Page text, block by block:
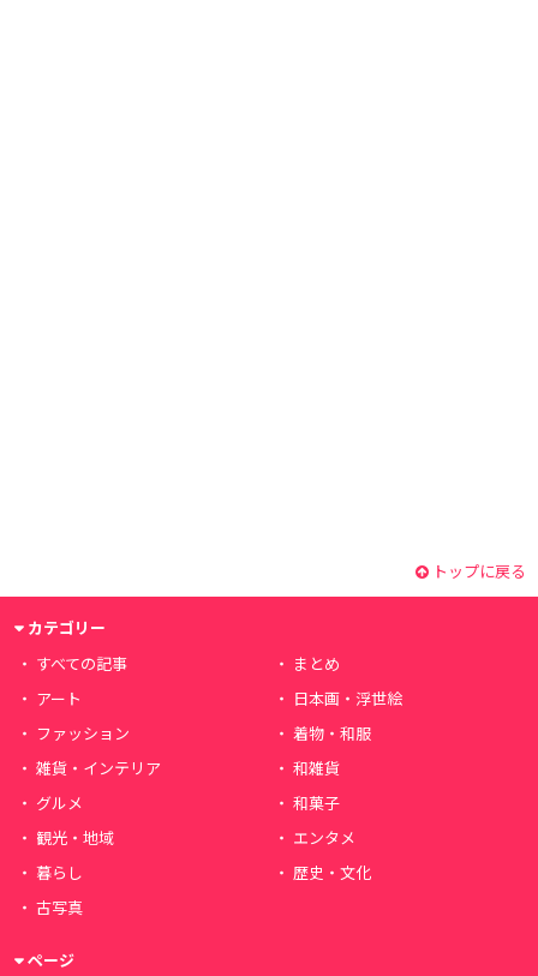
トップに戻る
カテゴリー
すべての記事
まとめ
アート
日本画・浮世絵
ファッション
着物・和服
雑貨・インテリア
和雑貨
グルメ
和菓子
観光・地域
エンタメ
暮らし
歴史・文化
古写真
ページ